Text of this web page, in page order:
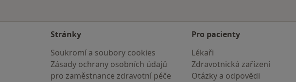
Stránky
Soukromí a soubory cookies
Zásady ochrany osobních údajů
pro zaměstnance zdravotní péče
Pro pacienty
Lékaři
Zdravotnická zařízení
Otázky a odpovědi